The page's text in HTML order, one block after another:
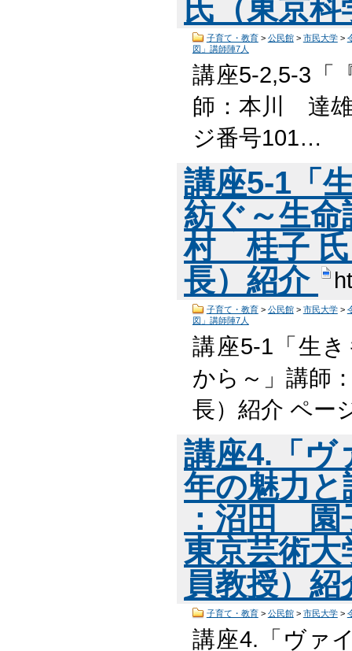
氏（東京
子育て・教育> 公民館> 市民大学>
図」講師陣7人
講座5-2,5-3「
師：本川 達雄
ジ番号101…
講座5-1「
紡ぐ～生命
村 桂子 氏
長）紹介
子育て・教育> 公民館> 市民大学>
図」講師陣7人
講座5-1「生
から～」講師
長）紹介 ペー
講座4.「ヴ
年の魅力
：沼田
東京芸術大
員教授）
子育て・教育> 公民館> 市民大学>
講座4.「ヴァ